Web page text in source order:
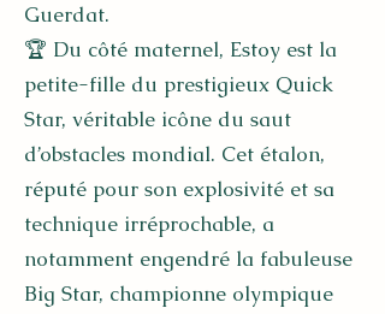
Guerdat.
🏆 Du côté maternel, Estoy est la
petite-fille du prestigieux Quick
Star, véritable icône du saut
d’obstacles mondial. Cet étalon,
réputé pour son explosivité et sa
technique irréprochable, a
notamment engendré la fabuleuse
Big Star, championne olympique